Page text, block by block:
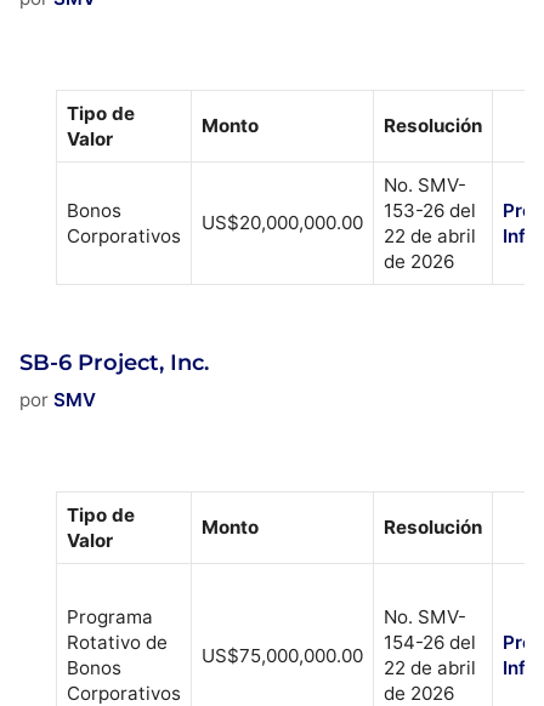
Tipo de
Valor
Monto Resolución
Bonos
Corporativos
US$20,000,000.00
No. SMV-
153-26 del
22 de abril
de 2026
SB-6 Project, Inc.
por SMV
Tipo de
Valor
Monto Resolución
Programa
Rotativo de
Bonos
Corporativos
US$75,000,000.00
No. SMV-
154-26 del
22 de abril
de 2026